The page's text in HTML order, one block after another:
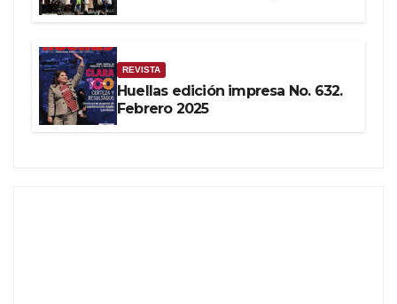
REVISTA
Huellas edición impresa No. 632.
Febrero 2025